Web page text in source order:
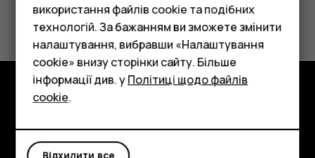
Смартфони
Фічерфони
Аксесуари
Планшети
Так Ні
Детальніше
використання файлів cookie та подібних
технологій. За бажанням ви зможете змінити
налаштування, вибравши «Налаштування
cookie» внизу сторінки сайту. Більше
інформації див. уПолітиці щодо файлів
cookie.
Відхилити все